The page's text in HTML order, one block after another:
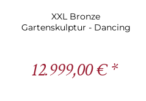
XXL Bronze
Gartenskulptur - Dancing
12.999,00 € *